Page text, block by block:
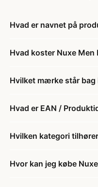
Hvad er navnet på
Hvad koster Nuxe Men
Hvilket mærke står bag
Hvad er EAN /
Hvilken kategori
Hvor kan jeg købe